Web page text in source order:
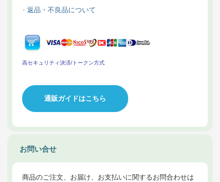
返品・不良品について
高セキュリティ決済/トークン方式
通販ガイドはこちら
お問い合せ
商品のご注文、お届け、お支払いに関するお問合わせは